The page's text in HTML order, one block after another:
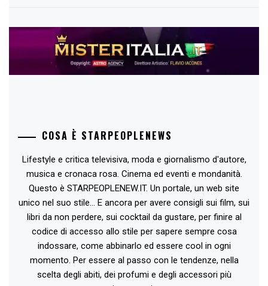
COSA È STARPEOPLENEWS
Lifestyle e critica televisiva, moda e giornalismo d'autore,
musica e cronaca rosa. Cinema ed eventi e mondanità.
Questo è STARPEOPLENEW.IT. Un portale, un web site
unico nel suo stile... E ancora per avere consigli sui film, sui
libri da non perdere, sui cocktail da gustare, per finire al
codice di accesso allo stile per sapere sempre cosa
indossare, come abbinarlo ed essere cool in ogni
momento. Per essere al passo con le tendenze, nella
scelta degli abiti, dei profumi e degli accessori più